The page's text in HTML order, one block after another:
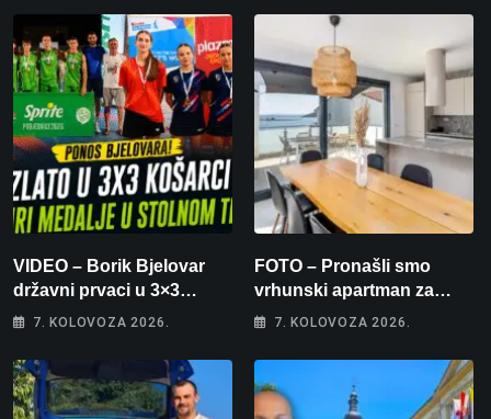
VIDEO – Borik Bjelovar
državni prvaci u 3×3
košarci, Klara Končar je
stolnom tenisu!
7. KOLOVOZA 2026.
FOTO – Pronašli smo
vrhunski apartman za
odmor: Pogled na more, tri
osvaja
7. KOLOVOZA 2026.